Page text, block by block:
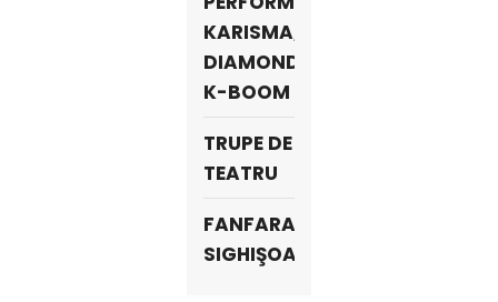
KARISMA,
DIAMONDS,
K-BOOM
TRUPE DE
TEATRU
FANFARA
SIGHIŞOARA